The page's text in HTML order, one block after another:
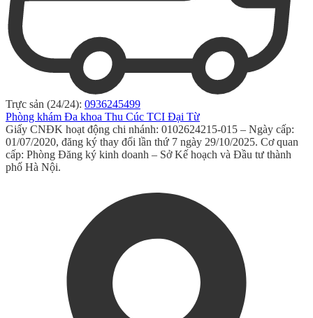
Trực sản (24/24): 0936245499
Phòng khám Đa khoa Thu Cúc TCI Đại Từ
Giấy CNĐK hoạt động chi nhánh: 0102624215-015 – Ngày cấp:
01/07/2020, đăng ký thay đổi lần thứ 7 ngày 29/10/2025. Cơ quan
cấp: Phòng Đăng ký kinh doanh – Sở Kế hoạch và Đầu tư thành
phố Hà Nội.